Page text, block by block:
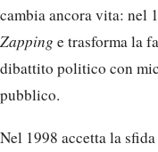
cambia ancora vita: nel
Zapping e trasforma la
dibattito politico con
pubblico.
Nel 1998 accetta la